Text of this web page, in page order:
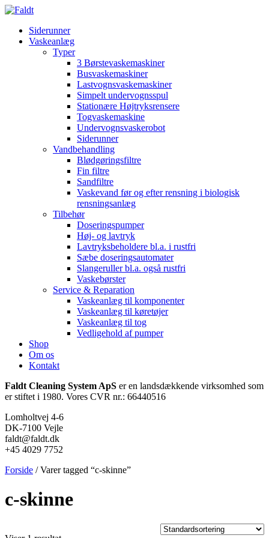
Siderunner
Vaskeanlæg
Typer
3 Børstevaskemaskiner
Busvaskemaskiner
Lastvognsvaskemaskiner
Simpelt undervognsspul
Stationære Højtryksrensere
Togvaskemaskine
Undervognsvaskerobot
Siderunner
Vandbehandling
Blødgøringsfiltre
Fin filtre
Sandfiltre
Vaskevand før og efter rensning i biologisk
rensningsanlæg
Tilbehør
Doseringspumper
Høj- og lavtryk
Lavtryksbeholdere bl.a. i rustfri
Sæbe doseringsautomater
Slangeruller bl.a. også rustfri
Vaskebørster
Service & Reparation
Vaskeanlæg til komponenter
Vaskeanlæg til køretøjer
Vaskeanlæg til tog
Vedligehold af pumper
Shop
Om os
Kontakt
Faldt Cleaning System ApS er en landsdækkende virksomhed som
er stiftet i 1980. Vores CVR nr.: 66440516
Lomholtvej 4-6
DK-7100 Vejle
faldt@faldt.dk
+45 4029 7752
Forside / Varer tagged “c-skinne”
c-skinne